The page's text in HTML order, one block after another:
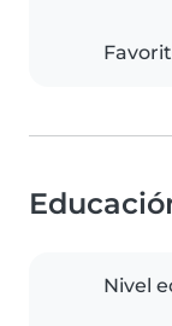
Nivel